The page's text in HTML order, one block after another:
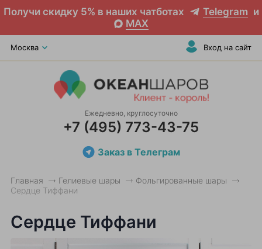
Получи скидку 5% в наших чатботах Telegram и
MAX
Москва Вход на сайт
Ежедневно, круглосуточно
+7 (495) 773-43-75
Заказ в Телеграм
Главная Гелиевые шары
Фольгированные шары
Сердце Тиффани
Сердце Тиффани